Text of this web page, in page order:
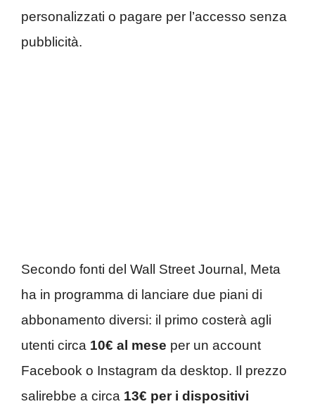
personalizzati o pagare per l’accesso senza
pubblicità.
Secondo fonti del Wall Street Journal, Meta
ha in programma di lanciare due piani di
abbonamento diversi: il primo costerà agli
utenti circa 10€ al mese per un account
Facebook o Instagram da desktop. Il prezzo
salirebbe a circa 13€ per i dispositivi